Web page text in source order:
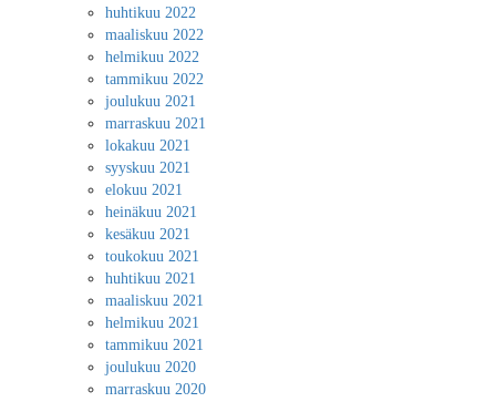
huhtikuu 2022
maaliskuu 2022
helmikuu 2022
tammikuu 2022
joulukuu 2021
marraskuu 2021
lokakuu 2021
syyskuu 2021
elokuu 2021
heinäkuu 2021
kesäkuu 2021
toukokuu 2021
huhtikuu 2021
maaliskuu 2021
helmikuu 2021
tammikuu 2021
joulukuu 2020
marraskuu 2020